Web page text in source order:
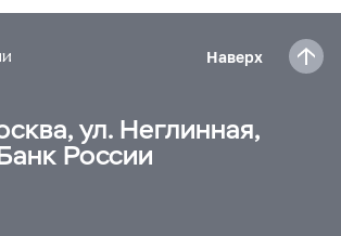
Наверх
ул. Неглинная,
России